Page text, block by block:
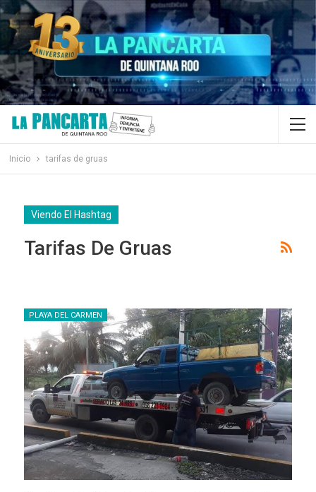
Inicio tarifas de gruas
Viendo El Hashtag
Tarifas De Gruas
PLAYA DEL CARMEN